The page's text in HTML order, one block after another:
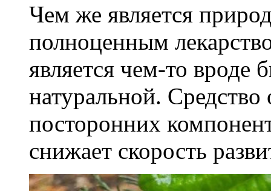
Чем же является
полноценным
является чем-то вроде
натуральной.
посторонних
снижает скорость